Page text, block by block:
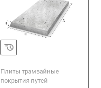
Плиты трамвайные
покрытия путей